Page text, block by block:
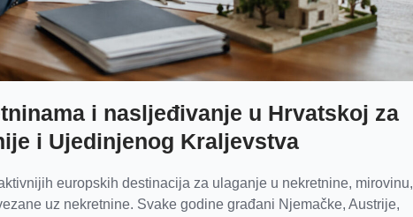
i nasljeđivanje u Hrvatskoj za
i Ujedinjenog Kraljevstva
europskih destinacija za ulaganje u nekretnine, mirovinu,
uz nekretnine. Svake godine građani Njemačke, Austrije,